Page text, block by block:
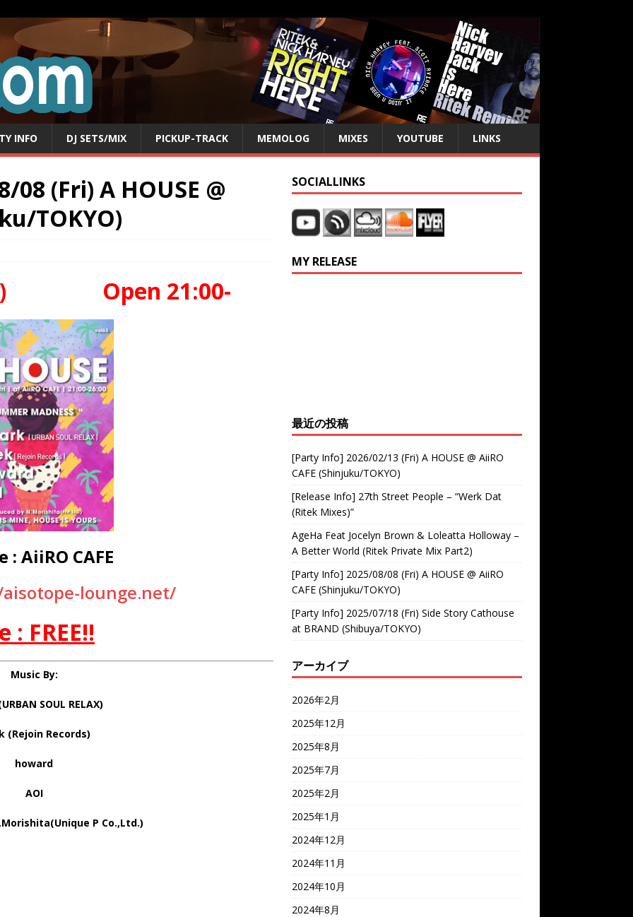
INFO DJ SETS/MIX PICKUP-TRACK MEMOLOG MIXES YOUTUBE LINKS
(Fri) A HOUSE @
TOKYO)
Open 21:00-
: AiiRO CAFE
lounge.net/
: FREE!!
Music By:
SOUL RELAX)
(Rejoin Records)
howard
AOI
P Co.,Ltd.)
SOCIALLINKS
MY RELEASE
最近の投稿
[Party Info] 2026/02/13 (Fri) A HOUSE @ AiiRO
CAFE (Shinjuku/TOKYO)
[Release Info] 27th Street People – “Werk Dat
(Ritek Mixes)”
AgeHa Feat Jocelyn Brown & Loleatta Holloway –
A Better World (Ritek Private Mix Part2)
[Party Info] 2025/08/08 (Fri) A HOUSE @ AiiRO
CAFE (Shinjuku/TOKYO)
[Party Info] 2025/07/18 (Fri) Side Story Cathouse
at BRAND (Shibuya/TOKYO)
アーカイブ
2026年2月
2025年12月
2025年8月
2025年7月
2025年2月
2025年1月
2024年12月
2024年11月
2024年10月
2024年8月